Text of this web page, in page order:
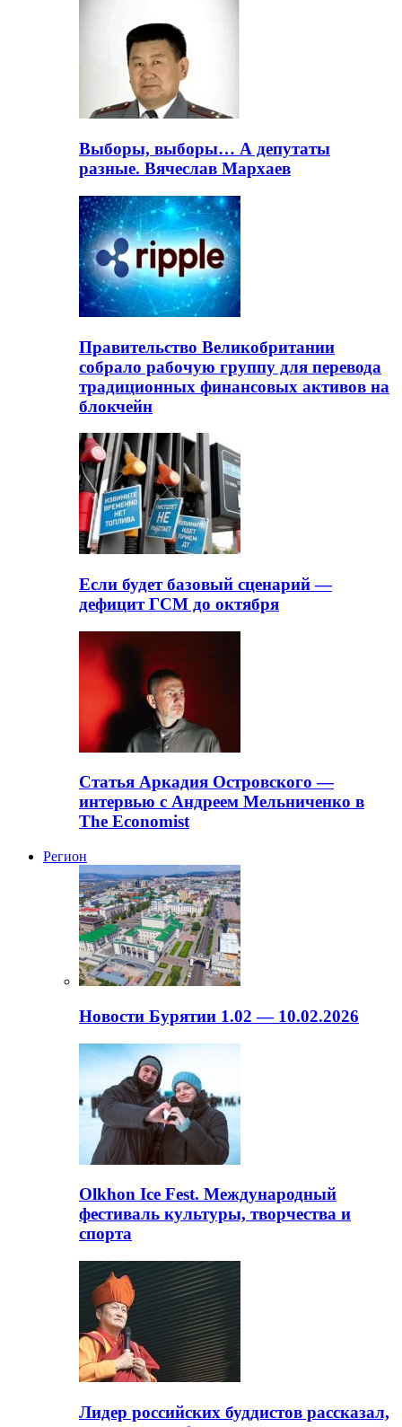
Выборы, выборы… А депутаты
разные. Вячеслав Мархаев
Правительство Великобритании
собрало рабочую группу для перевода
традиционных финансовых активов на
блокчейн
Если будет базовый сценарий —
дефицит ГСМ до октября
Статья Аркадия Островского —
интервью с Андреем Мельниченко в
The Economist
Регион
Новости Бурятии 1.02 — 10.02.2026
Olkhon Ice Fest. Международный
фестиваль культуры, творчества и
спорта
Лидер российских буддистов рассказал,